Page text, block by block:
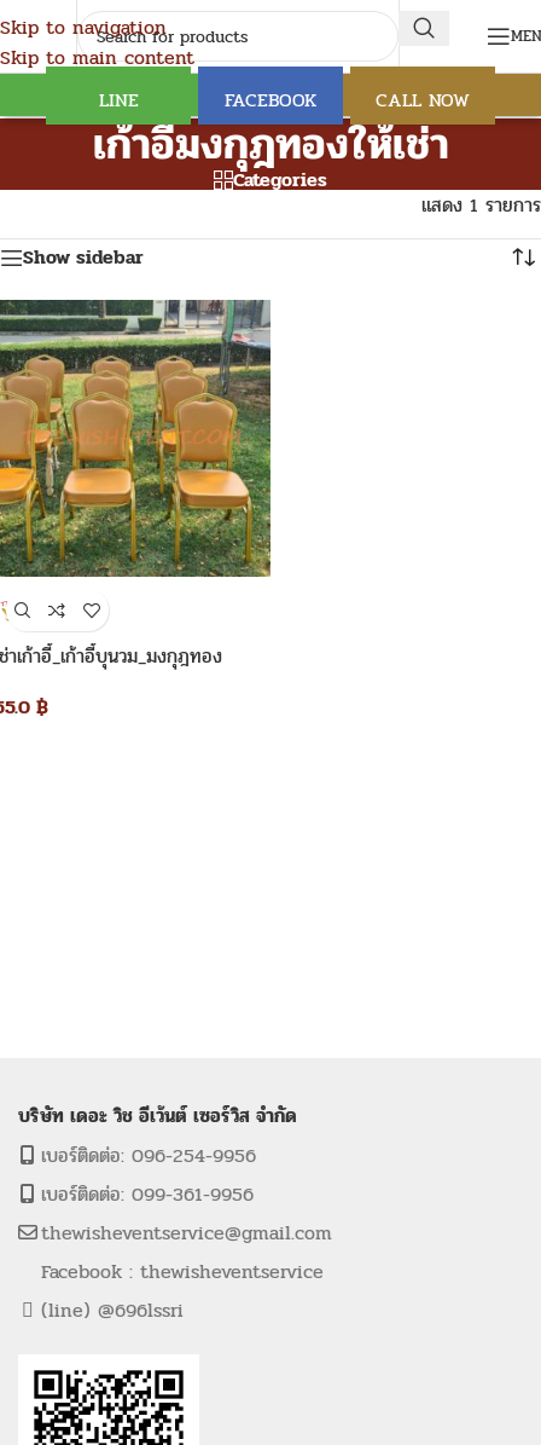
Skip to navigation
Skip to main content
LINE FACEBOOK CALL NOW
เก้าอี้มงกุฎทองให้เช่า
Categories
แสดง 1 รายการ
Show sidebar
าเก้าอี้_เก้าอี้บุนวม_มงกุฎทอง
฿
บริษัท เดอะ วิช อีเว้นต์ เซอร์วิส จำกัด
เบอร์ติดต่อ: 096-254-9956
เบอร์ติดต่อ: 099-361-9956
thewisheventservice@gmail.com
Facebook : thewisheventservice
(line) @696lssri